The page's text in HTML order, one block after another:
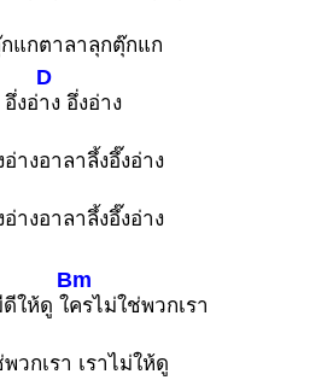
แกตาลาลุกตุ๊กแก
อึ่งอ่
D
าง อึ่งอ่าง
อ่างอาลาลึ้งอึ๊งอ่าง
อ่างอาลาลึ้งอึ๊งอ่าง
ให้ดู ใ
Bm
ครไม่ใช่พวกเรา
วกเรา เราไม่ให้ดู